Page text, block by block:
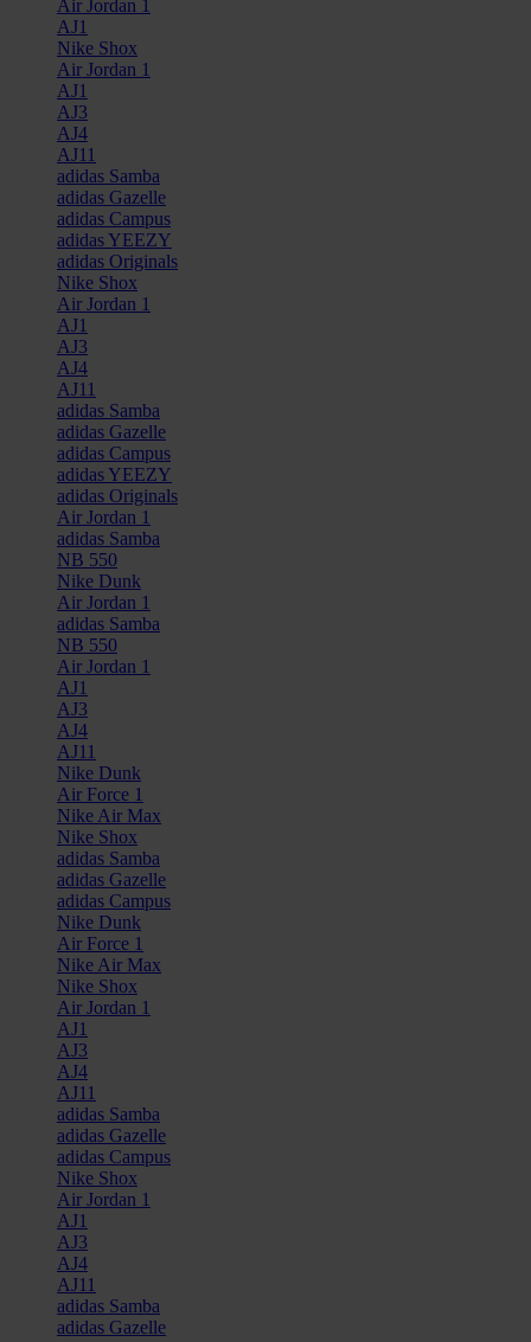
Air Jordan 1
AJ1
Nike Shox
Air Jordan 1
AJ1
AJ3
AJ4
AJ11
adidas Samba
adidas Gazelle
adidas Campus
adidas YEEZY
adidas Originals
Nike Shox
Air Jordan 1
AJ1
AJ3
AJ4
AJ11
adidas Samba
adidas Gazelle
adidas Campus
adidas YEEZY
adidas Originals
Air Jordan 1
adidas Samba
NB 550
Nike Dunk
Air Jordan 1
adidas Samba
NB 550
Air Jordan 1
AJ1
AJ3
AJ4
AJ11
Nike Dunk
Air Force 1
Nike Air Max
Nike Shox
adidas Samba
adidas Gazelle
adidas Campus
Nike Dunk
Air Force 1
Nike Air Max
Nike Shox
Air Jordan 1
AJ1
AJ3
AJ4
AJ11
adidas Samba
adidas Gazelle
adidas Campus
Nike Shox
Air Jordan 1
AJ1
AJ3
AJ4
AJ11
adidas Samba
adidas Gazelle